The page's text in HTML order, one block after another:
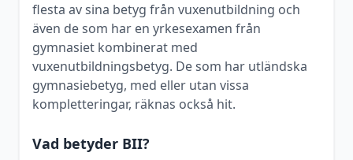
flesta av sina betyg från vuxenutbildning och
även de som har en yrkesexamen från
gymnasiet kombinerat med
vuxenutbildningsbetyg. De som har utländska
gymnasiebetyg, med eller utan vissa
kompletteringar, räknas också hit.
Vad betyder BII?